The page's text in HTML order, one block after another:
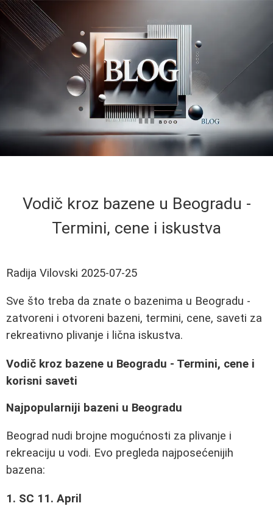
Vodič kroz bazene u Beogradu -
Termini, cene i iskustva
Radija Vilovski 2025-07-25
Sve što treba da znate o bazenima u Beogradu -
zatvoreni i otvoreni bazeni, termini, cene, saveti za
rekreativno plivanje i lična iskustva.
Vodič kroz bazene u Beogradu - Termini, cene i
korisni saveti
Najpopularniji bazeni u Beogradu
Beograd nudi brojne mogućnosti za plivanje i
rekreaciju u vodi. Evo pregleda najposećenijih
bazena:
1. SC 11. April